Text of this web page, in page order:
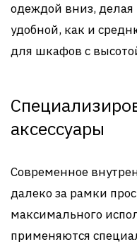
одеждой вниз,
удобной, как и
для шкафов с
аксессуары
Современное
далеко за рамки
максимального
применяются